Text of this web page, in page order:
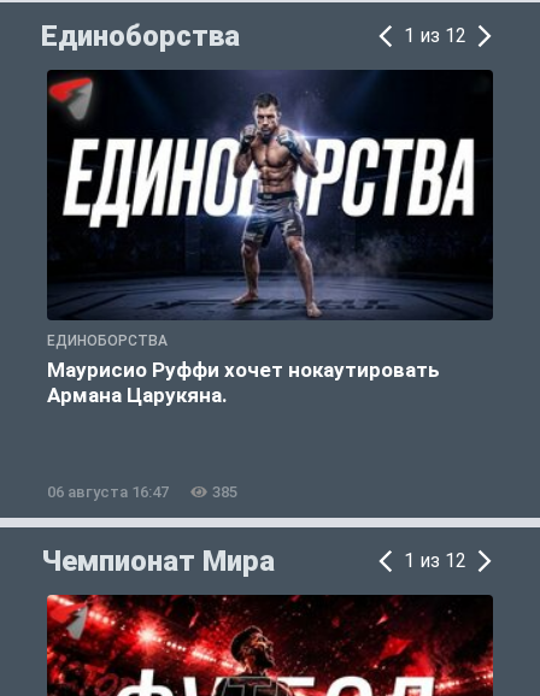
Единоборства 1 из 12
ЕДИНОБОРСТВА
Маурисио Руффи хочет нокаутировать
Армана Царукяна.
06 августа 16:47 385
Чемпионат Мира 1 из 12